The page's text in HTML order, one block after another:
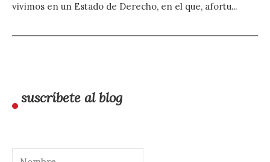
vivimos en un Estado de Derecho, en el que, afortu...
suscríbete al blog